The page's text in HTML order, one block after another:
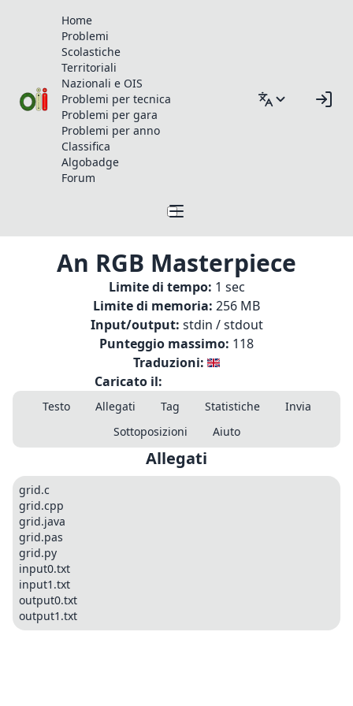
Home
Problemi
Scolastiche
Territoriali
Nazionali e OIS
Problemi per tecnica
Problemi per gara
Problemi per anno
Classifica
Algobadge
Forum
An RGB Masterpiece
Limite di tempo: 1 sec
Limite di memoria: 256 MB
Input/output: stdin / stdout
Punteggio massimo: 118
Traduzioni:
Caricato il:
Testo Allegati Tag Statistiche
Invia
Sottoposizioni
Aiuto
Allegati
grid.c
grid.cpp
grid.java
grid.pas
grid.py
input0.txt
input1.txt
output0.txt
output1.txt